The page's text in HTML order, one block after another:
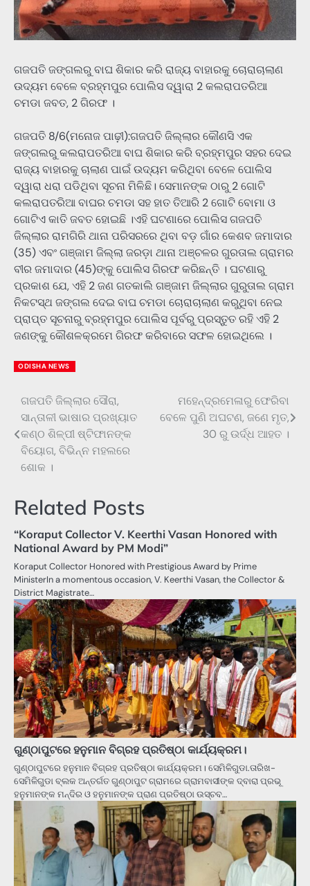
ଗଜପତି ଜଙ୍ଗଲରୁ ବାଘ ଶିକାର କରି ରାଜ୍ୟ ବାହାରକୁ ଚୋରାଚାଲାଣ
ଉଦ୍ୟମ ବେଳେ ବ୍ରହ୍ମପୁର ପୋଲିସ ଦ୍ୱାରା 2 କଲରାପତରିଆ
ଚମଡା ଜବତ, 2 ଗିରଫ ।
ଗଜପତି 8/6(ମନୋଜ ପାଢ଼ୀ):ଗଜପତି ଜିଲ୍ଲାର କୌଣସି ଏକ
ଜଙ୍ଗଲରୁ କଲରାପତରିଆ ବାଘ ଶିକାର କରି ବ୍ରହ୍ମପୁର ସହର ଦେଇ
ରାଜ୍ୟ ବାହାରକୁ ଚାଲାଣ ପାଇଁ ଉଦ୍ୟମ କରିଥିବା ବେଳେ ପୋଲିସ
ଦ୍ୱାରା ଧରା ପଡିଥିବା ସୂଚନା ମିଳିଛି। ସେମାନଙ୍କ ଠାରୁ 2 ଗୋଟି
କଲରାପତରିଆ ବାଘର ଚମଡା ସହ ହାତ ତିଆରି 2 ଗୋଟି ବୋମା ଓ
ଗୋଟିଏ କାତି ଜବତ ହୋଇଛି ।ଏହି ଘଟଣାରେ ପୋଲିସ ଗଜପତି
ଜିଲ୍ଲାର ରାମଗିରି ଥାନା ପରିସରରେ ଥିବା ବଡ଼ ଗାଁର କେଶବ ଜମାଦାର
(35) ଏବଂ ଗଞ୍ଜାମ ଜିଲ୍ଲା ଜରଡ଼ା ଥାନା ଅଞ୍ଚଳର ଗୁରତାଲ ଗ୍ରାମର
ବୀର ଜମାଦାର (45)ଙ୍କୁ ପୋଲିସ ଗିରଫ କରିଛନ୍ତି । ଘଟଣାରୁ
ପ୍ରକାଶ ଯେ, ଏହି 2 ଜଣ ଗତକାଲି ଗଞ୍ଜାମ ଜିଲ୍ଲାର ଗୁରୁତାଲ ଗ୍ରାମ
ନିକଟସ୍ଥ ଜଙ୍ଗଲ ଦେଇ ବାଘ ଚମଡା ଚୋରାଚାଲାଣ କରୁଥିବା ନେଇ
ପ୍ରାପ୍ତ ସୂଚନାରୁ ବ୍ରହ୍ମପୁର ପୋଲିସ ପୂର୍ବରୁ ପ୍ରସ୍ତୁତ ରହି ଏହି 2
ଜଣଙ୍କୁ କୌଶଳକ୍ରମେ ଗିରଫ କରିବାରେ ସଫଳ ହୋଇଥିଲେ ।
ODISHA NEWS
Post
navigation
ଗଜପତି ଜିଲ୍ଲାର ସୌରା,
ସାନ୍ତାଳୀ ଭାଷାର ପ୍ରଖ୍ୟାତ
କଣ୍ଠ ଶିଳ୍ପୀ ଷ୍ଟିଫାନଙ୍କ
ବିୟୋଗ, ବିଭିନ୍ନ ମହଲରେ
ଶୋକ ।
ମହେନ୍ଦ୍ରମେଳାରୁ ଫେରିବା
ବେଳେ ପୁଣି ଅଘଟଣ, ଜଣେ ମୃତ,
30 ରୁ ଉର୍ଦ୍ଧ ଆହତ ।
Related Posts
“Koraput Collector V. Keerthi Vasan Honored with
National Award by PM Modi”
Koraput Collector Honored with Prestigious Award by Prime
MinisterIn a momentous occasion, V. Keerthi Vasan, the Collector &
District Magistrate…
ଗୁଣ୍ଠାପୁଟରେ ହନୁମାନ ବିଗ୍ରହ ପ୍ରତିଷ୍ଠା କାର୍ଯ୍ୟକ୍ରମ।
ଗୁଣ୍ଠାପୁଟରେ ହନୁମାନ ବିଗ୍ରହ ପ୍ରତିଷ୍ଠା କାର୍ଯ୍ୟକ୍ରମ। ସେମିଳିଗୁଡା.ତାରିଖ-
ସେମିଳିଗୁଡା ବ୍ଲକ ଅନ୍ତର୍ଗତ ଗୁଣ୍ଠାପୁଟ ଗ୍ରାମରେ ଗ୍ରାମବାସୀଙ୍କ ଦ୍ବାରା ପ୍ରଭୂ
ହନୁମାନଙ୍କ ମନ୍ଦିର ଓ ହନୁମାନଙ୍କ ପ୍ରାଣ ପ୍ରତିଷ୍ଠା ଉସ୍ଚବ…